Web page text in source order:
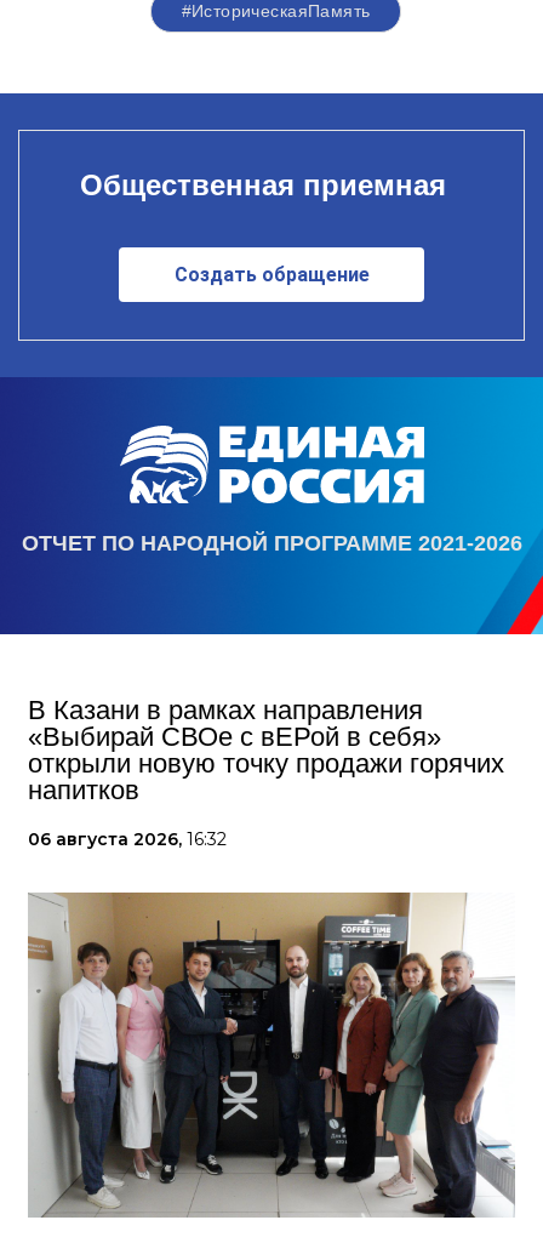
#ИсторическаяПамять
Общественная приемная
Создать обращение
ОТЧЕТ ПО НАРОДНОЙ ПРОГРАММЕ 2021-2026
В Казани в рамках направления
«Выбирай СВОе с вЕРой в себя»
открыли новую точку продажи горячих
напитков
06 августа 2026, 16:32